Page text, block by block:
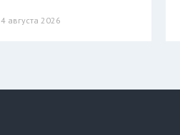
4 августа 2026